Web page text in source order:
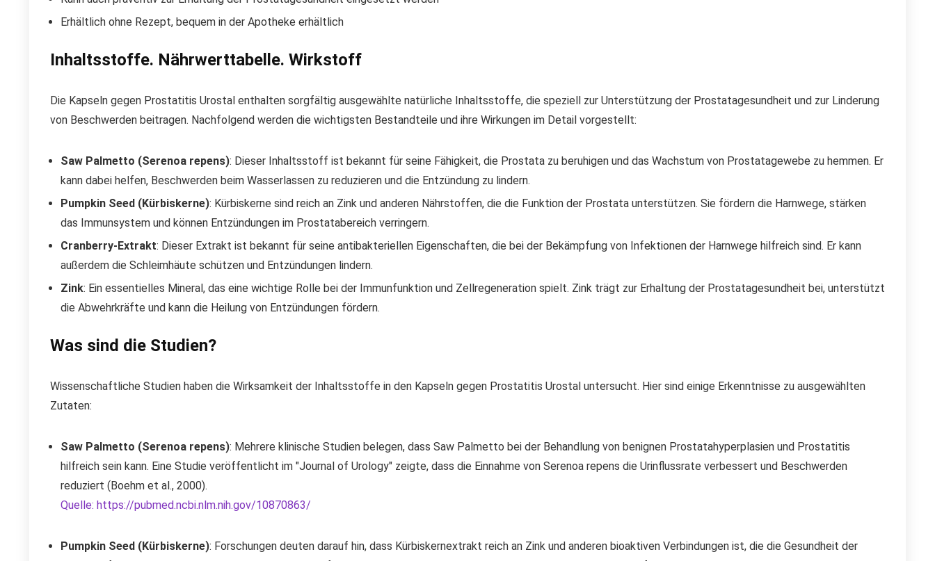
Erhältlich ohne Rezept, bequem in der Apotheke erhältlich
Inhaltsstoffe. Nährwerttabelle. Wirkstoff
Die Kapseln gegen Prostatitis Urostal enthalten sorgfältig ausgewählte natürliche Inhaltsstoffe, die speziell zur Unterstützung der Prostatagesundheit und zur Linderung
von Beschwerden beitragen. Nachfolgend werden die wichtigsten Bestandteile und ihre Wirkungen im Detail vorgestellt:
Saw Palmetto (Serenoa repens): Dieser Inhaltsstoff ist bekannt für seine Fähigkeit, die Prostata zu beruhigen und das Wachstum von Prostatagewebe zu hemmen. Er
kann dabei helfen, Beschwerden beim Wasserlassen zu reduzieren und die Entzündung zu lindern.
Pumpkin Seed (Kürbiskerne): Kürbiskerne sind reich an Zink und anderen Nährstoffen, die die Funktion der Prostata unterstützen. Sie fördern die Harnwege, stärken
das Immunsystem und können Entzündungen im Prostatabereich verringern.
Cranberry-Extrakt: Dieser Extrakt ist bekannt für seine antibakteriellen Eigenschaften, die bei der Bekämpfung von Infektionen der Harnwege hilfreich sind. Er kann
außerdem die Schleimhäute schützen und Entzündungen lindern.
Zink: Ein essentielles Mineral, das eine wichtige Rolle bei der Immunfunktion und Zellregeneration spielt. Zink trägt zur Erhaltung der Prostatagesundheit bei, unterstützt
die Abwehrkräfte und kann die Heilung von Entzündungen fördern.
Was sind die Studien?
Wissenschaftliche Studien haben die Wirksamkeit der Inhaltsstoffe in den Kapseln gegen Prostatitis Urostal untersucht. Hier sind einige Erkenntnisse zu ausgewählten
Zutaten:
Saw Palmetto (Serenoa repens): Mehrere klinische Studien belegen, dass Saw Palmetto bei der Behandlung von benignen Prostatahyperplasien und Prostatitis
hilfreich sein kann. Eine Studie veröffentlicht im "Journal of Urology" zeigte, dass die Einnahme von Serenoa repens die Urinflussrate verbessert und Beschwerden
reduziert (Boehm et al., 2000).
Quelle: https://pubmed.ncbi.nlm.nih.gov/10870863/
Pumpkin Seed (Kürbiskerne): Forschungen deuten darauf hin, dass Kürbiskernextrakt reich an Zink und anderen bioaktiven Verbindungen ist, die die Gesundheit der